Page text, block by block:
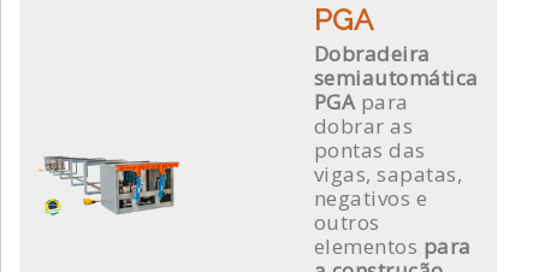
PGA
Dobradeira
semiautomática
PGApara
dobrar as
pontas das
vigas, sapatas,
negativos e
outros
elementos para